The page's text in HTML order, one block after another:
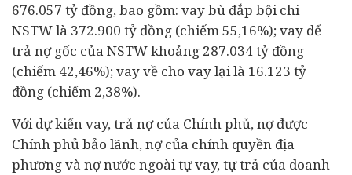
676.057 tỷ đồng, bao gồm: vay bù đắp bội chi
NSTW là 372.900 tỷ đồng (chiếm 55,16%); vay để
trả nợ gốc của NSTW khoảng 287.034 tỷ đồng
(chiếm 42,46%); vay về cho vay lại là 16.123 tỷ
đồng (chiếm 2,38%).
Với dự kiến vay, trả nợ của Chính phủ, nợ được
Chính phủ bảo lãnh, nợ của chính quyền địa
phương và nợ nước ngoài tự vay, tự trả của doanh